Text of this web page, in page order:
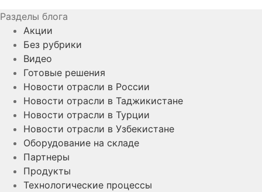
Разделы блога
Акции
Без рубрики
Видео
Готовые решения
Новости отрасли в России
Новости отрасли в Таджикистане
Новости отрасли в Турции
Новости отрасли в Узбекистане
Оборудование на складе
Партнеры
Продукты
Технологические процессы